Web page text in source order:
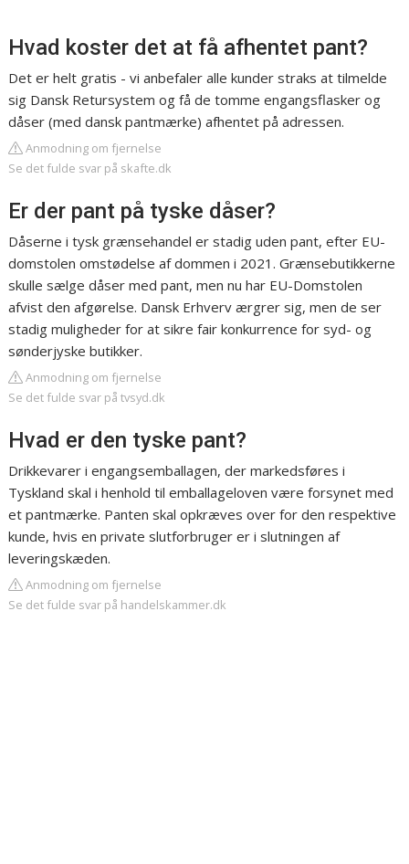
Hvad koster det at få afhentet pant?
Det er helt gratis - vi anbefaler alle kunder straks at tilmelde
sig Dansk Retursystem og få de tomme engangsflasker og
dåser (med dansk pantmærke) afhentet på adressen.
Anmodning om fjernelse
Se det fulde svar på skafte.dk
Er der pant på tyske dåser?
Dåserne i tysk grænsehandel er stadig uden pant, efter EU-
domstolen omstødelse af dommen i 2021. Grænsebutikkerne
skulle sælge dåser med pant, men nu har EU-Domstolen
afvist den afgørelse. Dansk Erhverv ærgrer sig, men de ser
stadig muligheder for at sikre fair konkurrence for syd- og
sønderjyske butikker.
Anmodning om fjernelse
Se det fulde svar på tvsyd.dk
Hvad er den tyske pant?
Drikkevarer i engangsemballagen, der markedsføres i
Tyskland skal i henhold til emballageloven være forsynet med
et pantmærke. Panten skal opkræves over for den respektive
kunde, hvis en private slutforbruger er i slutningen af
leveringskæden.
Anmodning om fjernelse
Se det fulde svar på handelskammer.dk